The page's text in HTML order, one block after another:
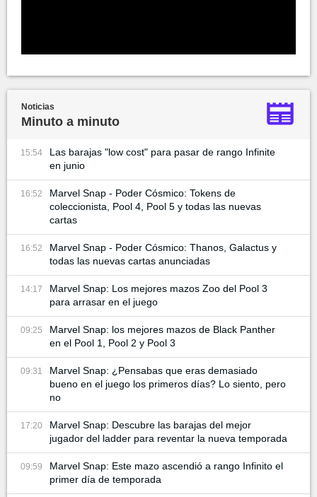
Noticias
Minuto a minuto
15:54
Las barajas "low cost" para pasar de rango Infinite
en junio
16:52
Marvel Snap - Poder Cósmico: Tokens de
coleccionista, Pool 4, Pool 5 y todas las nuevas
cartas
16:52
Marvel Snap - Poder Cósmico: Thanos, Galactus y
todas las nuevas cartas anunciadas
14:17
Marvel Snap: Los mejores mazos Zoo del Pool 3
para arrasar en el juego
09:25
Marvel Snap: los mejores mazos de Black Panther
en el Pool 1, Pool 2 y Pool 3
09:31
Marvel Snap: ¿Pensabas que eras demasiado
bueno en el juego los primeros días? Lo siento, pero
no
17:20
Marvel Snap: Descubre las barajas del mejor
jugador del ladder para reventar la nueva temporada
09:59
Marvel Snap: Este mazo ascendió a rango Infinito el
primer día de temporada